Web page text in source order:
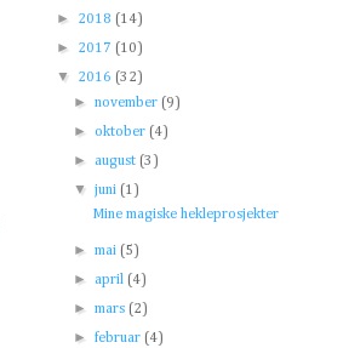
► 2018 (14)
► 2017 (10)
▼ 2016 (32)
►november (9)
► oktober (4)
► august (3)
▼juni (1)
Mine magiske hekleprosjekter
►mai (5)
► april (4)
►mars (2)
►februar (4)